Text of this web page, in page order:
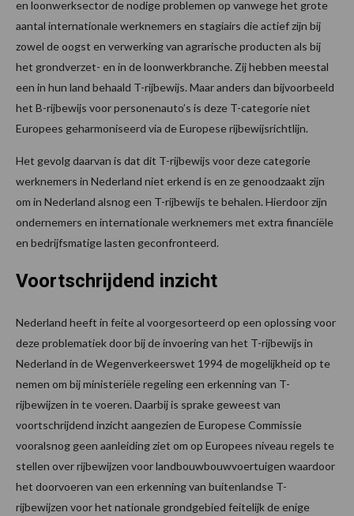
en loonwerksector de nodige problemen op vanwege het grote
aantal internationale werknemers en stagiairs die actief zijn bij
zowel de oogst en verwerking van agrarische producten als bij
het grondverzet- en in de loonwerkbranche. Zij hebben meestal
een in hun land behaald T-rijbewijs. Maar anders dan bijvoorbeeld
het B-rijbewijs voor personenauto’s is deze T-categorie niet
Europees geharmoniseerd via de Europese rijbewijsrichtlijn.
Het gevolg daarvan is dat dit T-rijbewijs voor deze categorie
werknemers in Nederland niet erkend is en ze genoodzaakt zijn
om in Nederland alsnog een T-rijbewijs te behalen. Hierdoor zijn
ondernemers en internationale werknemers met extra financiële
en bedrijfsmatige lasten geconfronteerd.
Voortschrijdend inzicht
Nederland heeft in feite al voorgesorteerd op een oplossing voor
deze problematiek door bij de invoering van het T-rijbewijs in
Nederland in de Wegenverkeerswet 1994 de mogelijkheid op te
nemen om bij ministeriële regeling een erkenning van T-
rijbewijzen in te voeren. Daarbij is sprake geweest van
voortschrijdend inzicht aangezien de Europese Commissie
vooralsnog geen aanleiding ziet om op Europees niveau regels te
stellen over rijbewijzen voor landbouwbouwvoertuigen waardoor
het doorvoeren van een erkenning van buitenlandse T-
rijbewijzen voor het nationale grondgebied feitelijk de enige